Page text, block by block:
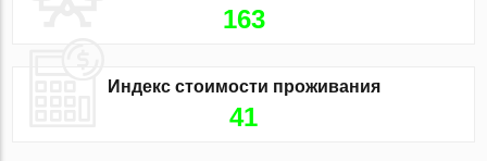
163
Индекс стоимости проживания
41